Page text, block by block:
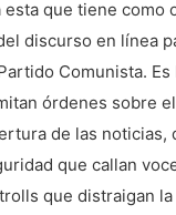
esta que tiene como
discurso en línea
Comunista. Es
órdenes sobre
de las noticias,
que callan
que distraigan